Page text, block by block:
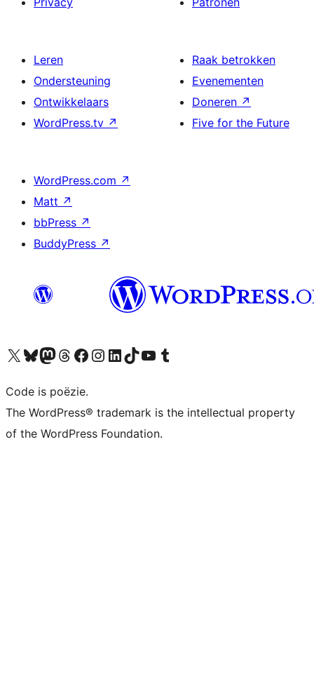
Leren
Ondersteuning
Ontwikkelaars
WordPress.tv ↗
Raak betrokken
Evenementen
Doneren ↗
Five for the Future
WordPress.com ↗
Matt ↗
bbPress ↗
BuddyPress ↗
Bezoek ons X (voorheen Twitter) account
Bezoek ons Bluesky account
Bezoek ons Mastodon account
Bezoek ons Threads account
Onze Facebook pagina bezoeken
Bezoek ons Instagram account
Bezoek ons LinkedIn account
Bezoek ons TikTok account
Bezoek ons YouTube kanaalBezoek ons Tumblr account
Code is poëzie.
The WordPress® trademark is the intellectual property
of the WordPress Foundation.